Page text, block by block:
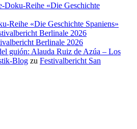
Doku-Reihe «Die Geschichte
Reihe «Die Geschichte Spaniens»
Berlinale 2026
Berlinale 2026
guión: Alauda Ruiz de Azúa – Los
Blog zu Festivalbericht San